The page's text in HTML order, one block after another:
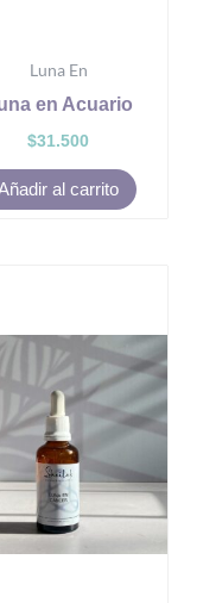
Luna En
en Acuario
$31.500
al carrito